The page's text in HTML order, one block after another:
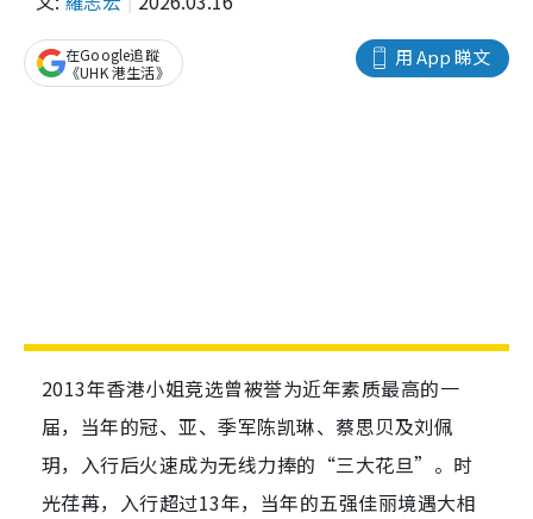
用 App 睇文
在Google追蹤
《UHK 港生活》
2013年香港小姐竞选曾被誉为近年素质最高的一
届，当年的冠、亚、季军陈凯琳、蔡思贝及刘佩
玥，入行后火速成为无线力捧的“三大花旦”。时
光荏苒，入行超过13年，当年的五强佳丽境遇大相